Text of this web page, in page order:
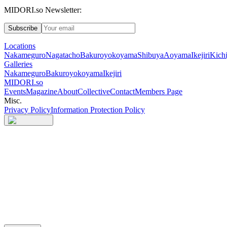
MIDORI.so Newsletter:
Subscribe
Locations
NakameguroNagatachoBakuroyokoyamaShibuyaAoyamaIkejiri
Galleries
NakameguroBakuroyokoyamaIkejiri
MIDORI.so
EventsMagazineAboutCollectiveContactMembers Page
Misc.
Privacy PolicyInformation Protection Policy